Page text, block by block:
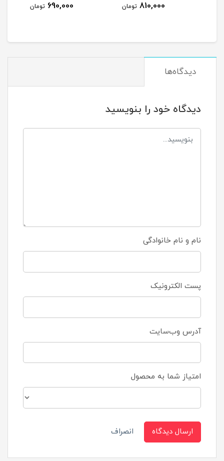
810,000 تومان 690,000 تومان
دیدگاه‌ها
دیدگاه خود را بنویسید
نام و نام خانوادگی
پست الکترونیک
آدرس وب‌سایت
امتیاز شما به محصول
ارسال دیدگاه انصراف